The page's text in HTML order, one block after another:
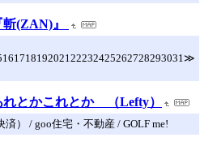
斬(ZAN)』
れとかこれとか （Lefty）
） / goo住宅・不動産 / GOLF me!